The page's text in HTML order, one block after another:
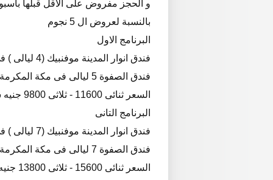
و الحجز مفروض على الاقل قبلها
بالنسبة لعروض ال 5 نجوم
البرنامج الاول
فندق انوار المدينة موفنبيك (4 ليالى ) فى المدينة المنورة (مشهد الحرم)
فندق الصفوة 5 ليالى فى مكة المكرمة (مشهد الكعبة)
السعر ثنائى 11600 - ثلاثى 9800 جنيه شامل الافطار
البرنامج التانى
فندق انوار المدينة موفنبيك (7 ليالى ) فى المدينة المنورة (مشهد الحرم)
فندق الصفوة 7 ليالى فى مكة المكرمة (مشهد الكعبة)
السعر ثنائى 15600 - ثلاثى 13800 جنيه شامل الافطار